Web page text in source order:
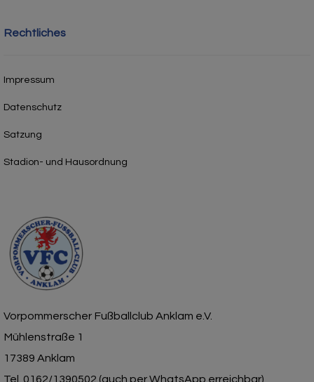
Rechtliches
Impressum
Datenschutz
Satzung
Stadion- und Hausordnung
Vorpommerscher Fußballclub Anklam e.V.
Mühlenstraße 1
17389 Anklam
Tel. 0162/1390502 (auch per WhatsApp erreichbar)